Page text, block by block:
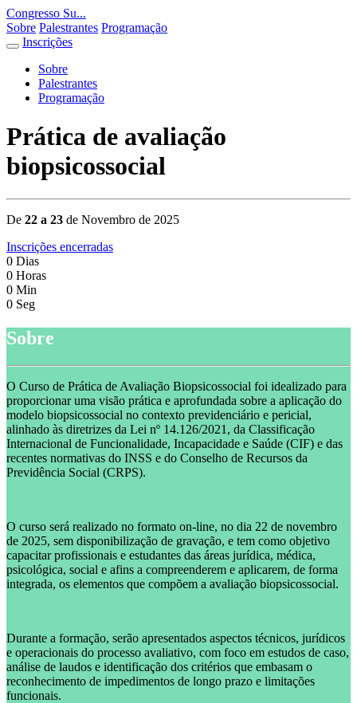
Congresso Su...
Sobre Palestrantes Programação
Inscrições
Sobre
Palestrantes
Programação
Prática de avaliação
biopsicossocial
De 22 a 23 de Novembro de 2025
Inscrições encerradas
0 Dias
0 Horas
0 Min
0 Seg
Sobre
O Curso de Prática de Avaliação Biopsicossocial foi idealizado para
proporcionar uma visão prática e aprofundada sobre a aplicação do
modelo biopsicossocial no contexto previdenciário e pericial,
alinhado às diretrizes da Lei nº 14.126/2021, da Classificação
Internacional de Funcionalidade, Incapacidade e Saúde (CIF) e das
recentes normativas do INSS e do Conselho de Recursos da
Previdência Social (CRPS).
O curso será realizado no formato on-line, no dia 22 de novembro
de 2025, sem disponibilização de gravação, e tem como objetivo
capacitar profissionais e estudantes das áreas jurídica, médica,
psicológica, social e afins a compreenderem e aplicarem, de forma
integrada, os elementos que compõem a avaliação biopsicossocial.
Durante a formação, serão apresentados aspectos técnicos, jurídicos
e operacionais do processo avaliativo, com foco em estudos de caso,
análise de laudos e identificação dos critérios que embasam o
reconhecimento de impedimentos de longo prazo e limitações
funcionais.